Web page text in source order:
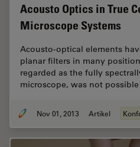
Acousto Optics in True
Microscope Systems
Acousto-optical elements
planar filters in many
regarded as the fully
microscope, was not
Nov 01, 2013 Artikel